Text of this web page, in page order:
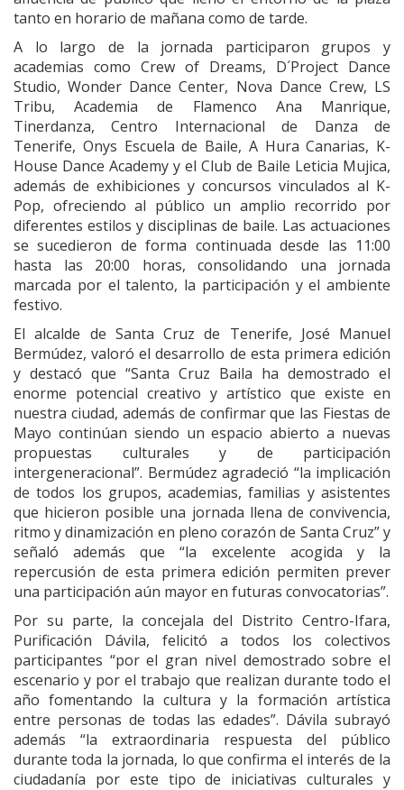
tanto en horario de mañana como de tarde.
A lo largo de la jornada participaron grupos y
academias como Crew of Dreams, D´Project Dance
Studio, Wonder Dance Center, Nova Dance Crew, LS
Tribu, Academia de Flamenco Ana Manrique,
Tinerdanza, Centro Internacional de Danza de
Tenerife, Onys Escuela de Baile, A Hura Canarias, K-
House Dance Academy y el Club de Baile Leticia Mujica,
además de exhibiciones y concursos vinculados al K-
Pop, ofreciendo al público un amplio recorrido por
diferentes estilos y disciplinas de baile. Las actuaciones
se sucedieron de forma continuada desde las 11:00
hasta las 20:00 horas, consolidando una jornada
marcada por el talento, la participación y el ambiente
festivo.
El alcalde de Santa Cruz de Tenerife, José Manuel
Bermúdez, valoró el desarrollo de esta primera edición
y destacó que “Santa Cruz Baila ha demostrado el
enorme potencial creativo y artístico que existe en
nuestra ciudad, además de confirmar que las Fiestas de
Mayo continúan siendo un espacio abierto a nuevas
propuestas culturales y de participación
intergeneracional”. Bermúdez agradeció “la implicación
de todos los grupos, academias, familias y asistentes
que hicieron posible una jornada llena de convivencia,
ritmo y dinamización en pleno corazón de Santa Cruz” y
señaló además que “la excelente acogida y la
repercusión de esta primera edición permiten prever
una participación aún mayor en futuras convocatorias”.
Por su parte, la concejala del Distrito Centro-Ifara,
Purificación Dávila, felicitó a todos los colectivos
participantes “por el gran nivel demostrado sobre el
escenario y por el trabajo que realizan durante todo el
año fomentando la cultura y la formación artística
entre personas de todas las edades”. Dávila subrayó
además “la extraordinaria respuesta del público
durante toda la jornada, lo que confirma el interés de la
ciudadanía por este tipo de iniciativas culturales y